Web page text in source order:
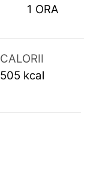
1 HOUR
ORA
CALORII
505 kcal